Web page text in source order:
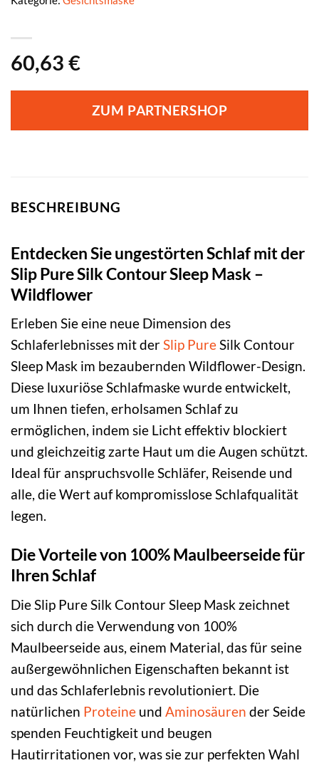
60,63 €
ZUM PARTNERSHOP
BESCHREIBUNG
Entdecken Sie ungestörten Schlaf mit der
Slip Pure Silk Contour Sleep Mask –
Wildflower
Erleben Sie eine neue Dimension des
Schlaferlebnisses mit derSlip PureSilk Contour
Sleep Mask im bezaubernden Wildflower-Design.
Diese luxuriöse Schlafmaske wurde entwickelt,
um Ihnen tiefen, erholsamen Schlaf zu
ermöglichen, indem sie Licht effektiv blockiert
und gleichzeitig zarte Haut um die Augen schützt.
Ideal für anspruchsvolle Schläfer, Reisende und
alle, die Wert auf kompromisslose Schlafqualität
legen.
Die Vorteile von 100% Maulbeerseide für
Ihren Schlaf
Die Slip Pure Silk Contour Sleep Mask zeichnet
sich durch die Verwendung von 100%
Maulbeerseide aus, einem Material, das für seine
außergewöhnlichen Eigenschaften bekannt ist
und das Schlaferlebnis revolutioniert. Die
natürlichen Proteine und Aminosäuren der Seide
spenden Feuchtigkeit und beugen
Hautirritationen vor, was sie zur perfekten Wahl